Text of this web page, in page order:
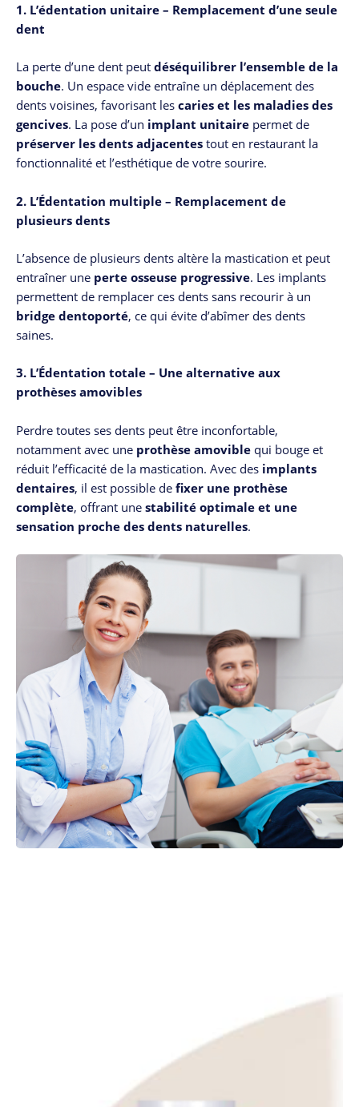
1. L’édentation unitaire – Remplacement d’une seule
dent
La perte d’une dent peut déséquilibrer l’ensemble de la
bouche. Un espace vide entraîne un déplacement des
dents voisines, favorisant les caries et les maladies des
gencives. La pose d’un implant unitaire permet de
préserver les dents adjacentes tout en restaurant la
fonctionnalité et l’esthétique de votre sourire.
2. L’Édentation multiple – Remplacement de
plusieurs dents
L’absence de plusieurs dents altère la mastication et peut
entraîner une perte osseuse progressive. Les implants
permettent de remplacer ces dents sans recourir à un
bridge dentoporté, ce qui évite d’abîmer des dents
saines.
3. L’Édentation totale – Une alternative aux
prothèses amovibles
Perdre toutes ses dents peut être inconfortable,
notamment avec une prothèse amovible qui bouge et
réduit l’efficacité de la mastication. Avec des implants
dentaires, il est possible de fixer une prothèse
complète, offrant une stabilité optimale et une
sensation proche des dents naturelles.